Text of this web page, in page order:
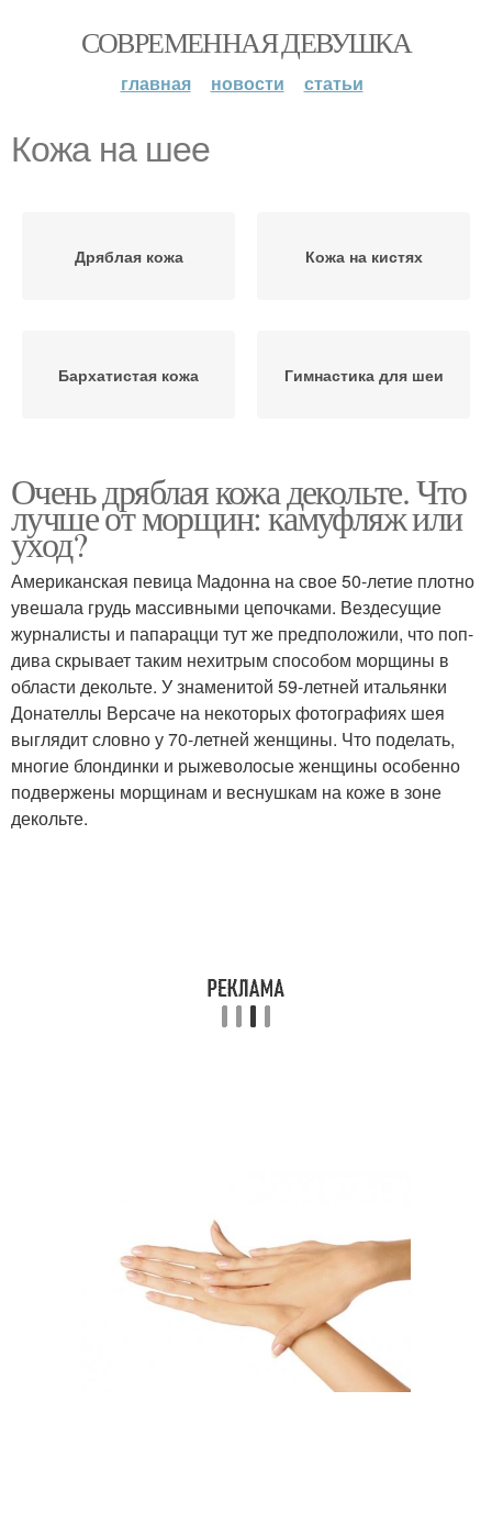
СОВРЕМЕННАЯ ДЕВУШКА
главная новости статьи
Кожа на шее
Дряблая кожа Кожа на кистях
Бархатистая кожа Гимнастика для шеи
Очень дряблая кожа декольте. Что
лучше от морщин: камуфляж или
уход?
Американская певица Мадонна на свое 50-летие плотно
увешала грудь массивными цепочками. Вездесущие
журналисты и папарацци тут же предположили, что поп-
дива скрывает таким нехитрым способом морщины в
области декольте. У знаменитой 59-летней итальянки
Донателлы Версаче на некоторых фотографиях шея
выглядит словно у 70-летней женщины. Что поделать,
многие блондинки и рыжеволосые женщины особенно
подвержены морщинам и веснушкам на коже в зоне
декольте.